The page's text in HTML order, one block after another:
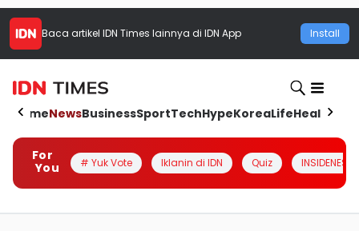
Baca artikel IDN Times lainnya di IDN App Install
HomeNewsBusinessSportTechHypeKoreaLifeHealth
For
You
# Yuk Vote Iklanin di IDN Quiz INSIDENESIA